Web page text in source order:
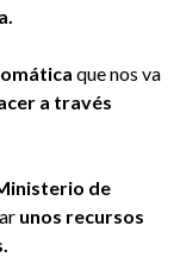
que nos va
a través
de
unos recursos